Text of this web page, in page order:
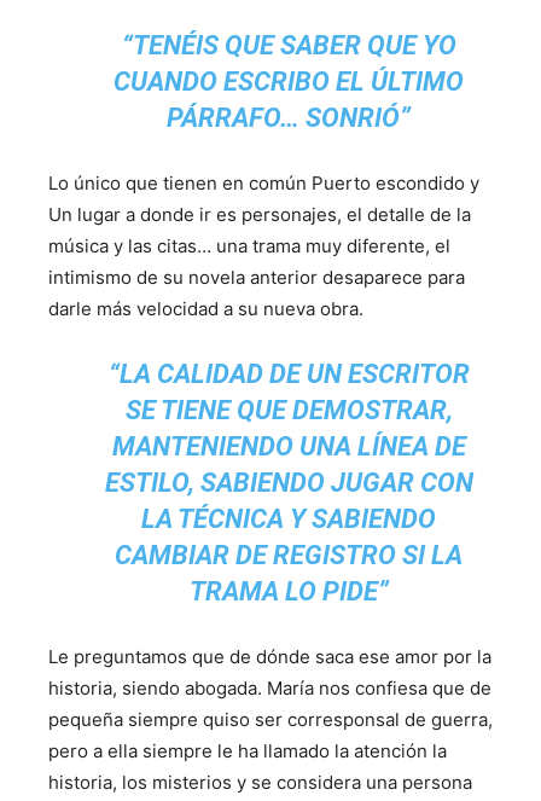
“TENÉIS QUE SABER QUE YO
CUANDO ESCRIBO EL ÚLTIMO
PÁRRAFO… SONRIÓ”
Lo único que tienen en común Puerto escondido y
Un lugar a donde ir es personajes, el detalle de la
música y las citas… una trama muy diferente, el
intimismo de su novela anterior desaparece para
darle más velocidad a su nueva obra.
“LA CALIDAD DE UN ESCRITOR
SE TIENE QUE DEMOSTRAR,
MANTENIENDO UNA LÍNEA DE
ESTILO, SABIENDO JUGAR CON
LA TÉCNICA Y SABIENDO
CAMBIAR DE REGISTRO SI LA
TRAMA LO PIDE”
Le preguntamos que de dónde saca ese amor por la
historia, siendo abogada. María nos confiesa que de
pequeña siempre quiso ser corresponsal de guerra,
pero a ella siempre le ha llamado la atención la
historia, los misterios y se considera una persona